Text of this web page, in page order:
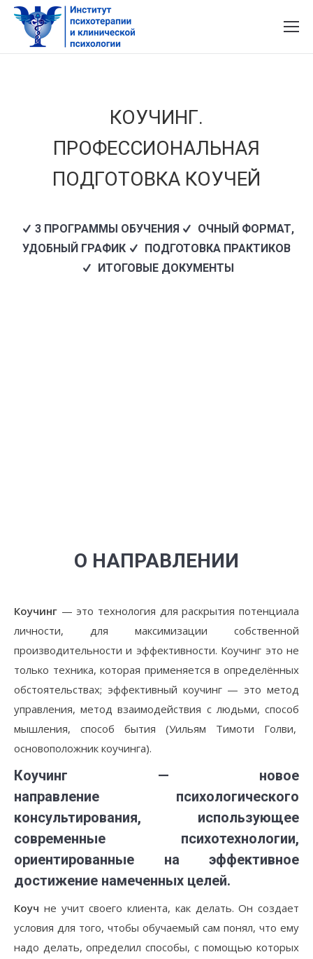
КОУЧИНГ.
ПРОФЕССИОНАЛЬНАЯ
ПОДГОТОВКА КОУЧЕЙ
3 ПРОГРАММЫ ОБУЧЕНИЯ
ОЧНЫЙ ФОРМАТ,
УДОБНЫЙ ГРАФИК
ПОДГОТОВКА ПРАКТИКОВ
ИТОГОВЫЕ ДОКУМЕНТЫ
О НАПРАВЛЕНИИ
Коучинг — это технология для раскрытия потенциала
личности, для максимизации собственной
производительности и эффективности. Коучинг это не
только техника, которая применяется в определённых
обстоятельствах; эффективный коучинг — это метод
управления, метод взаимодействия с людьми, способ
мышления, способ бытия (Уильям Тимоти Голви,
основоположник коучинга).
Коучинг — новое
направление психологического
консультирования, использующее
современные психотехнологии,
ориентированные на эффективное
достижение намеченных целей.
Коуч не учит своего клиента, как делать. Он создает
условия для того, чтобы обучаемый сам понял, что ему
надо делать, определил способы, с помощью которых